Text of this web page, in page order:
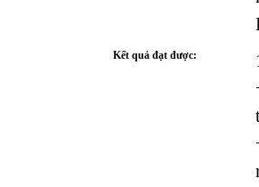
Kết quả đạt được: